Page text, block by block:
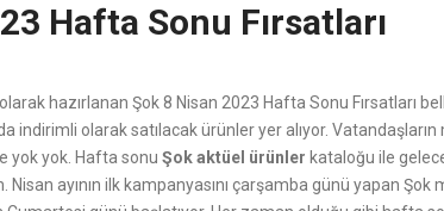
Hafta Sonu Fırsatları
hazırlanan Şok 8 Nisan 2023 Hafta Sonu Fırsatları
indirimli olarak satılacak ürünler yer alıyor.
yok yok. Hafta sonu Şok aktüel ürünler kataloğu ile
ayının ilk kampanyasını çarşamba günü yapan